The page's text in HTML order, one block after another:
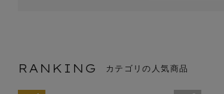
RANKING カテゴリの人気商品